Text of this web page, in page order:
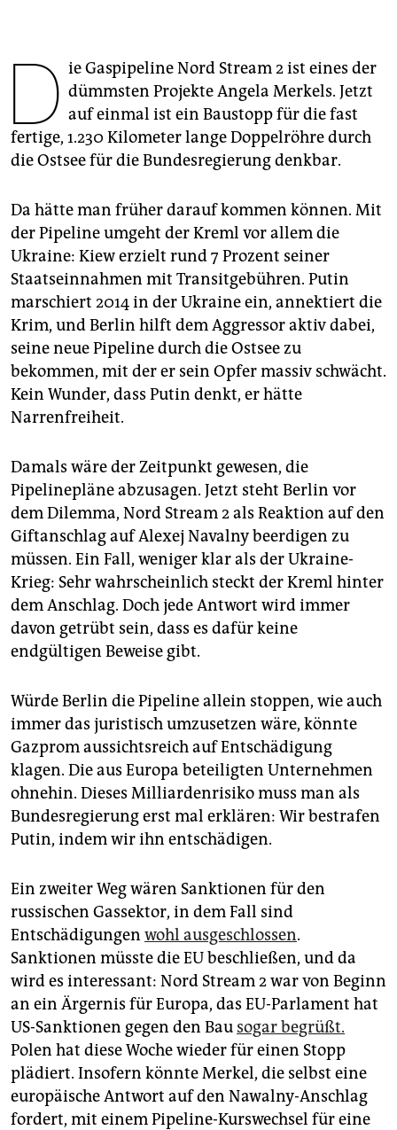
unterstützen
genossenschaft
epaper login
D ie Gaspipeline Nord Stream 2 ist eines der
dümmsten Projekte Angela Merkels. Jetzt
auf einmal ist ein Baustopp für die fast
fertige, 1.230 Kilometer lange Doppelröhre durch
die Ostsee für die Bundesregierung denkbar.
Da hätte man früher darauf kommen können. Mit
der Pipeline umgeht der Kreml vor allem die
Ukraine: Kiew erzielt rund 7 Prozent seiner
Staatseinnahmen mit Transitgebühren. Putin
marschiert 2014 in der Ukraine ein, annektiert die
Krim, und Berlin hilft dem Aggressor aktiv dabei,
seine neue Pipeline durch die Ostsee zu
bekommen, mit der er sein Opfer massiv schwächt.
Kein Wunder, dass Putin denkt, er hätte
Narrenfreiheit.
Damals wäre der Zeitpunkt gewesen, die
Pipelinepläne abzusagen. Jetzt steht Berlin vor
dem Dilemma, Nord Stream 2 als Reaktion auf den
Giftanschlag auf Alexej Navalny beerdigen zu
müssen. Ein Fall, weniger klar als der Ukraine-
Krieg: Sehr wahrscheinlich steckt der Kreml hinter
dem Anschlag. Doch jede Antwort wird immer
davon getrübt sein, dass es dafür keine
endgültigen Beweise gibt.
Würde Berlin die Pipeline allein stoppen, wie auch
immer das juristisch umzusetzen wäre, könnte
Gazprom aussichtsreich auf Entschädigung
klagen. Die aus Europa beteiligten Unternehmen
ohnehin. Dieses Milliardenrisiko muss man als
Bundesregierung erst mal erklären: Wir bestrafen
Putin, indem wir ihn entschädigen.
Ein zweiter Weg wären Sanktionen für den
russischen Gassektor, in dem Fall sind
Entschädigungen wohl ausgeschlossen.
Sanktionen müsste die EU beschließen, und da
wird es interessant: Nord Stream 2 war von Beginn
an ein Ärgernis für Europa, das EU-Parlament hat
US-Sanktionen gegen den Bau sogar begrüßt.
Polen hat diese Woche wieder für einen Stopp
plädiert. Insofern könnte Merkel, die selbst eine
europäische Antwort auf den Nawalny-Anschlag
fordert, mit einem Pipeline-Kurswechsel für eine